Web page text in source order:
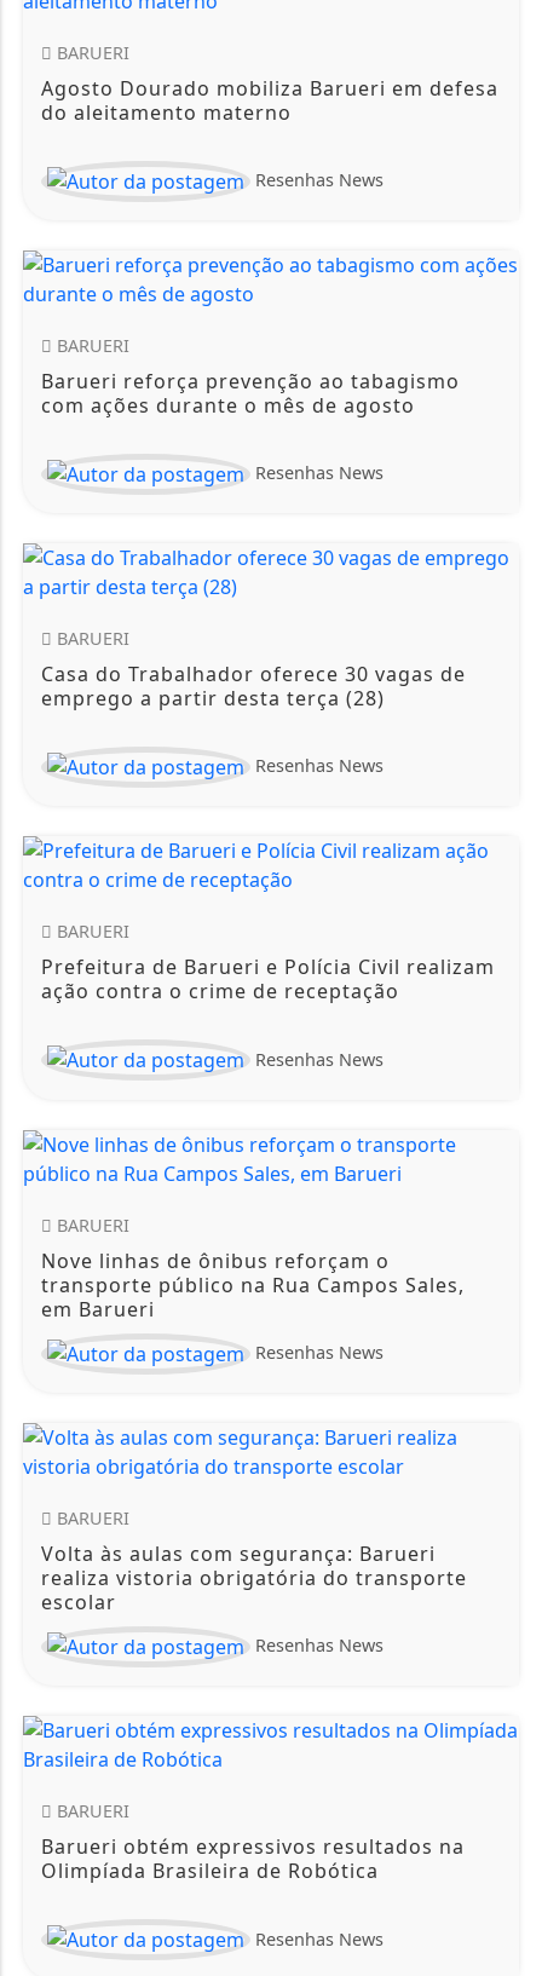
BARUERI
Agosto Dourado mobiliza Barueri em defesa
do aleitamento materno
Resenhas News
BARUERI
Barueri reforça prevenção ao tabagismo
com ações durante o mês de agosto
Resenhas News
BARUERI
Casa do Trabalhador oferece 30 vagas de
emprego a partir desta terça (28)
Resenhas News
BARUERI
Prefeitura de Barueri e Polícia Civil realizam
ação contra o crime de receptação
Resenhas News
BARUERI
Nove linhas de ônibus reforçam o
transporte público na Rua Campos Sales,
em Barueri
Resenhas News
BARUERI
Volta às aulas com segurança: Barueri
realiza vistoria obrigatória do transporte
escolar
Resenhas News
BARUERI
Barueri obtém expressivos resultados na
Olimpíada Brasileira de Robótica
Resenhas News